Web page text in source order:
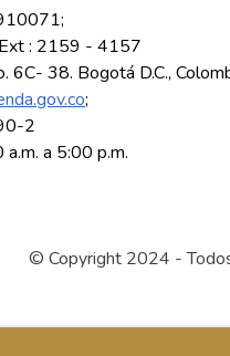
: 2159 - 4157
6C- 38. Bogotá D.C.,
;
2
a 5:00 p.m.
© Copyright 2024 -